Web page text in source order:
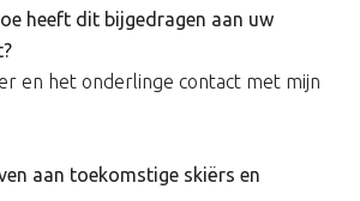
heeft dit bijgedragen aan uw
en het onderlinge contact met mijn
aan toekomstige skiërs en